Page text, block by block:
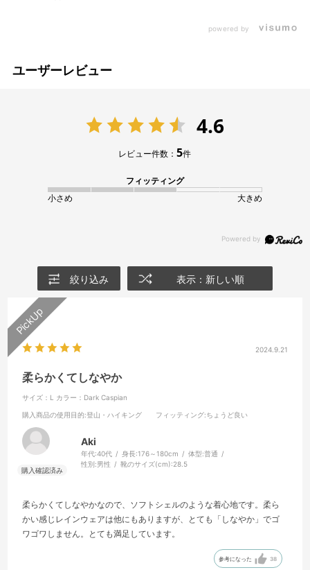
powered by
ユーザーレビュー
4.6
レビュー件数：5件
フィッティング
小さめ
大きめ
絞り込み 表示：新しい順
2024.9.21
柔らかくてしなやか
サイズ：L カラー：Dark Caspian
購入商品の使用目的:登山・ハイキング フィッティング:ちょうど良い
Aki
年代:40代 身長:176～180cm 体型:普通
性別:男性 靴のサイズ(cm):28.5
柔らかくてしなやかなので、ソフトシェルのような着心地です。柔ら
かい感じレインウェアは他にもありますが、とても「しなやか」でゴ
ワゴワしません。とても満足しています。
参考になった 38